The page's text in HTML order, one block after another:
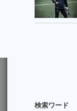
検索ワード